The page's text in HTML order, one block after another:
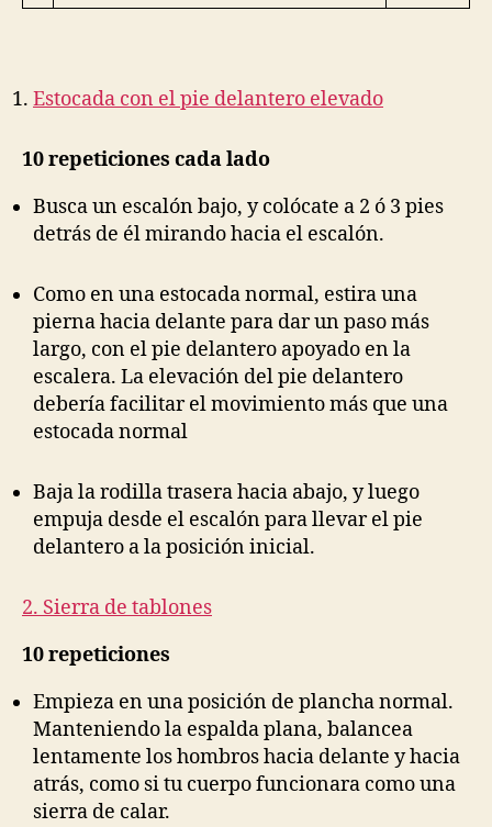
Estocada con el pie delantero elevado
10 repeticiones cada lado
Busca un escalón bajo, y colócate a 2 ó 3 pies
detrás de él mirando hacia el escalón.
Como en una estocada normal, estira una
pierna hacia delante para dar un paso más
largo, con el pie delantero apoyado en la
escalera. La elevación del pie delantero
debería facilitar el movimiento más que una
estocada normal
Baja la rodilla trasera hacia abajo, y luego
empuja desde el escalón para llevar el pie
delantero a la posición inicial.
2. Sierra de tablones
10 repeticiones
Empieza en una posición de plancha normal.
Manteniendo la espalda plana, balancea
lentamente los hombros hacia delante y hacia
atrás, como si tu cuerpo funcionara como una
sierra de calar.